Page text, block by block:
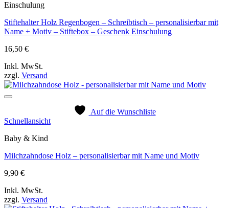
Einschulung
Stiftehalter Holz Regenbogen – Schreibtisch – personalisierbar mit
Name + Motiv – Stiftebox – Geschenk Einschulung
16,50 €
Inkl. MwSt.
zzgl. Versand
Auf die Wunschliste
Schnellansicht
Baby & Kind
Milchzahndose Holz – personalisierbar mit Name und Motiv
9,90 €
Inkl. MwSt.
zzgl. Versand